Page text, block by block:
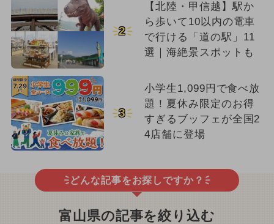
2
【北陸・甲信越】駅か
ら歩いて10以内の電車
で行ける「道の駅」11
選｜海絶景スポットも
3
小学生1,099円で食べ放
題！夏休み限定のお得
すぎるブッフェが全国2
4店舗に登場
どんな記事をお探しですか？
富山県の記事を絞り込む